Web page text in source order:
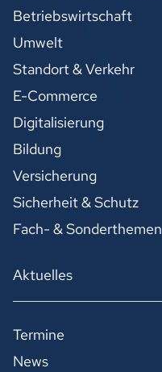
Betriebswirtschaft
Umwelt
Standort & Verkehr
E-Commerce
Digitalisierung
Bildung
Versicherung
Sicherheit & Schutz
Fach- & Sonderthemen
Aktuelles
Termine
News